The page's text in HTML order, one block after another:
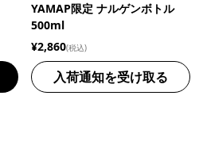
YAMAP限定 ナルゲンボトル
500ml
¥2,860(税込)
入荷通知を受け取る